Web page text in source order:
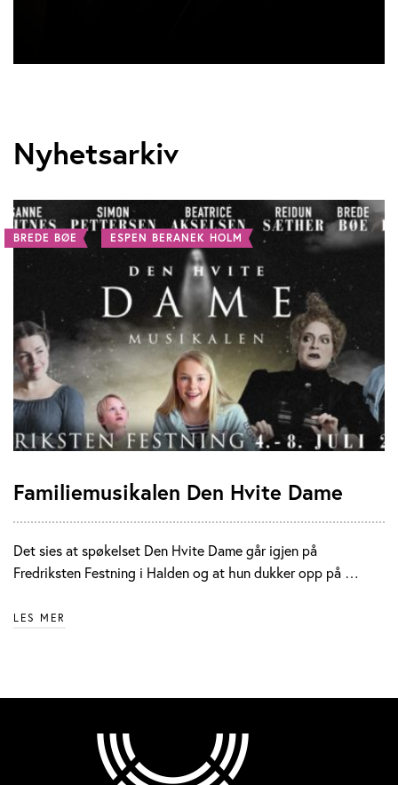
Nyhetsarkiv
BREDE BØE ESPEN BERANEK HOLM
Familiemusikalen Den Hvite Dame
Det sies at spøkelset Den Hvite Dame går igjen på
Fredriksten Festning i Halden og at hun dukker opp på …
LES MER